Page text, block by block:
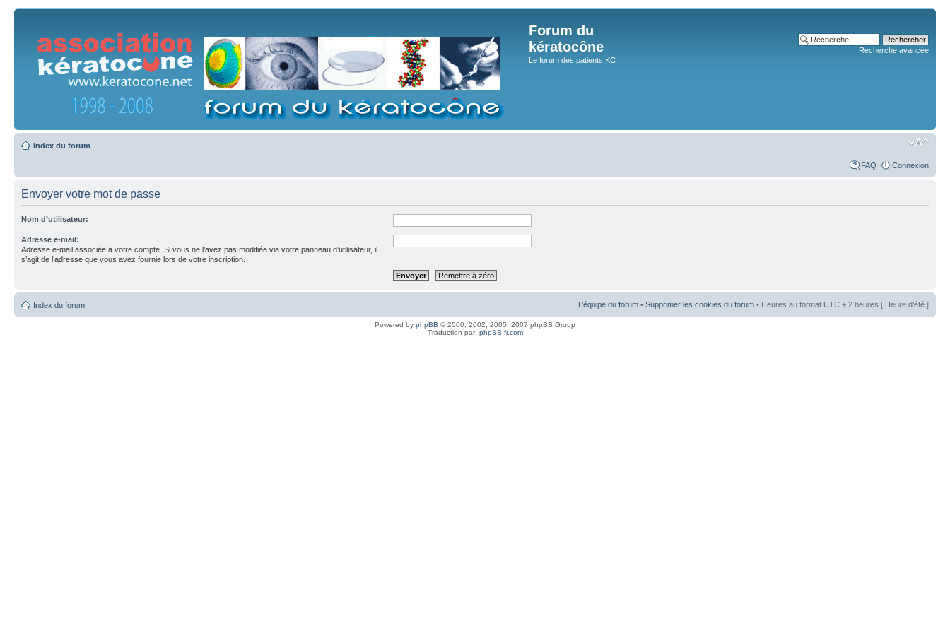
Forum du
kératocône
Le forum des patients KC
Recherche avancée
Index du forum
FAQ Connexion
Envoyer votre mot de passe
Nom d’utilisateur:
Adresse e-mail:
Adresse e-mail associée à votre compte. Si vous ne l’avez pas modifiée via votre panneau d’utilisateur, il
s’agit de l’adresse que vous avez fournie lors de votre inscription.
Index du forum L’équipe du forum • Supprimer les cookies du forum • Heures au format UTC + 2 heures [ Heure d’été ]
Powered by phpBB © 2000, 2002, 2005, 2007 phpBB Group
Traduction par: phpBB-fr.com